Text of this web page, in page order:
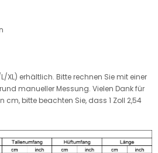
XL) erhältlich. Bitte rechnen Sie mit einer
manueller Messung. Vielen Dank für
cm, bitte beachten Sie, dass 1 Zoll 2,54